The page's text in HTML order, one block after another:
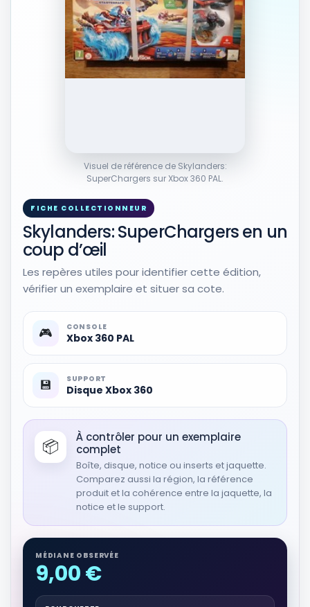
Figurines et objets déco 20
PRODUITS DÉRIVÉS
Figurine Hurricane Jet Vac
PRODUITS DÉRIVÉS
Portail Skylanders SuperChargers
Wii + Figurine Stealth Elf
Figurines et objets déco
15,00 EUR
PRODUITS DÉRIVÉS
Shark Tank (model 87554888)
3,75 EUR
Voir sur Rakuten →
Véhicule Jet Stream (model
87551888)
Figurines et objets déco
5,00 EUR
Figurine Skylanders Superchargers -
Voir sur Rakuten →
Visuel de référence de Skylanders:
SuperChargers sur Xbox 360 PAL.
FICHE COLLECTIONNEUR
Skylanders: SuperChargers en un
coup d’œil
Les repères utiles pour identifier cette édition,
vérifier un exemplaire et situer sa cote.
🎮 CONSOLE
Xbox 360 PAL
💾 SUPPORT
Disque Xbox 360
📦
À contrôler pour un exemplaire
complet
Boîte, disque, notice ou inserts et jaquette.
Comparez aussi la région, la référence
produit et la cohérence entre la jaquette, la
notice et le support.
MÉDIANE OBSERVÉE
9,00 €